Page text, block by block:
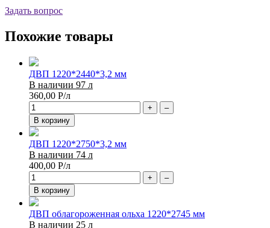
Задать вопрос
Похожие товары
ДВП 1220*2440*3,2 мм
В наличии 97 л
360,00 Р/л
+
–
В корзину
ДВП 1220*2750*3,2 мм
В наличии 74 л
400,00 Р/л
+
–
В корзину
ДВП облагороженная ольха 1220*2745 мм
В наличии 25 л